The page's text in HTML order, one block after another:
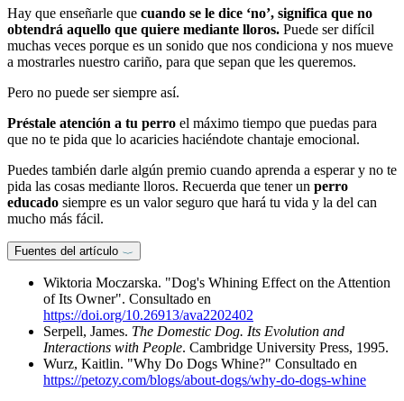
Hay que enseñarle que cuando se le dice ‘no’, significa que no
obtendrá aquello que quiere mediante lloros. Puede ser difícil
muchas veces porque es un sonido que nos condiciona y nos mueve
a mostrarles nuestro cariño, para que sepan que les queremos.
Pero no puede ser siempre así.
Préstale atención a tu perro el máximo tiempo que puedas para
que no te pida que lo acaricies haciéndote chantaje emocional.
Puedes también darle algún premio cuando aprenda a esperar y no te
pida las cosas mediante lloros. Recuerda que tener un perro
educado siempre es un valor seguro que hará tu vida y la del can
mucho más fácil.
Fuentes del artículo
Wiktoria Moczarska. "Dog's Whining Effect on the Attention
of Its Owner". Consultado en
https://doi.org/10.26913/ava2202402
Serpell, James. The Domestic Dog. Its Evolution and
Interactions with People. Cambridge University Press, 1995.
Wurz, Kaitlin. "Why Do Dogs Whine?" Consultado en
https://petozy.com/blogs/about-dogs/why-do-dogs-whine